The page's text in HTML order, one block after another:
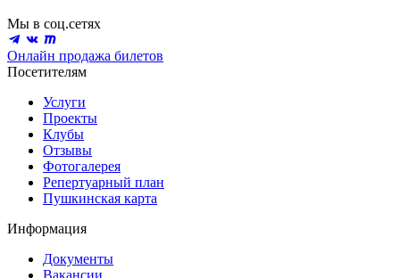
Мы в соц.сетях
Онлайн продажа билетов
Посетителям
Услуги
Проекты
Клубы
Отзывы
Фотогалерея
Репертуарный план
Пушкинская карта
Информация
Документы
Вакансии